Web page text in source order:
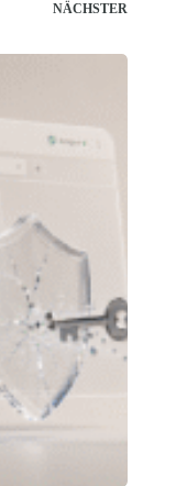
NÄCHSTER